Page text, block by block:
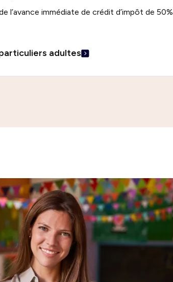
l’avance immédiate de crédit d’impôt de 50%
adultes